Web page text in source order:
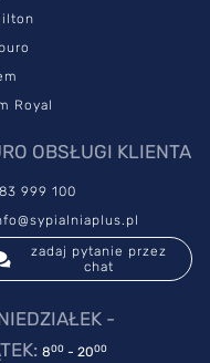
warstwę z pianki
termoelastyczna z
wynikające z
pewność, że materac
również pokrowiec,
Dzięki odpowiedniej
masażu.
Royal
OBSŁUGI KLIENTA
999 100
zadaj pytanie przez
chat
-
800 - 2000